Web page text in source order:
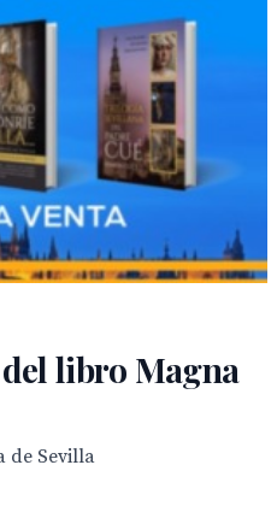
libro Magna
de Sevilla